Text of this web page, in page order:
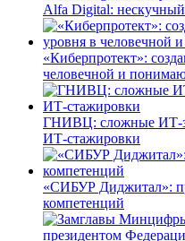
Alfa Digital:
«Киберпротект»:
человечной и
ГНИВЦ: сложные
ИТ‑стажировки
«СИБУР Диджитал»:
компетенций